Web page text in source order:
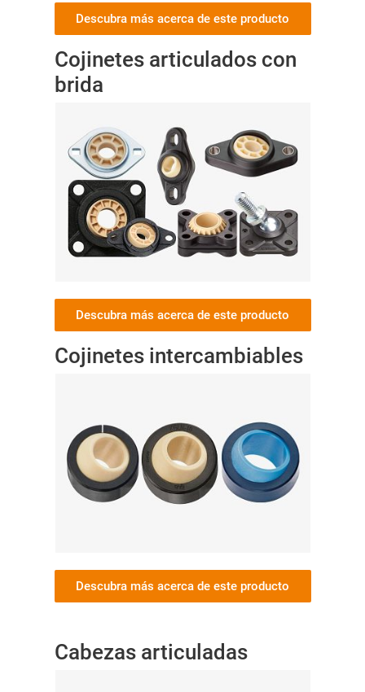
Descubra más acerca de este producto
Cojinetes articulados con
brida
Descubra más acerca de este producto
Cojinetes intercambiables
Descubra más acerca de este producto
Cabezas articuladas